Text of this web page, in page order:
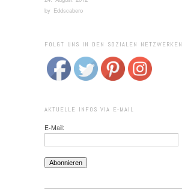
by Eddscabero
FOLGT UNS IN DEN SOZIALEN NETZWERKEN
AKTUELLE INFOS VIA E-MAIL
E-Mail: